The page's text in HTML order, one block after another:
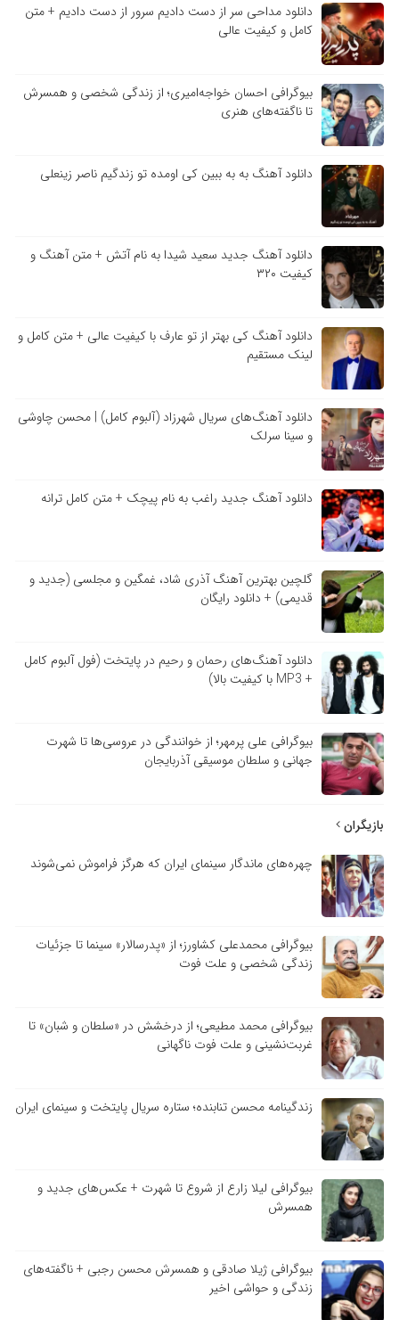
دانلود مداحی سر از دست دادیم سرور از دست دادیم + متن
کامل و کیفیت عالی
بیوگرافی احسان خواجه‌امیری؛ از زندگی شخصی و همسرش
تا ناگفته‌های هنری
دانلود آهنگ به به ببین کی اومده تو زندگیم ناصر زینعلی
دانلود آهنگ جدید سعید شیدا به نام آتش + متن آهنگ و
کیفیت ۳۲۰
دانلود آهنگ کی بهتر از تو عارف با کیفیت عالی + متن کامل و
لینک مستقیم
دانلود آهنگ‌های سریال شهرزاد (آلبوم کامل) | محسن چاوشی
و سینا سرلک
دانلود آهنگ جدید راغب به نام پیچک + متن کامل ترانه
گلچین بهترین آهنگ آذری شاد، غمگین و مجلسی (جدید و
قدیمی) + دانلود رایگان
دانلود آهنگ‌های رحمان و رحیم در پایتخت (فول آلبوم کامل
+ MP3 با کیفیت بالا)
بیوگرافی علی پرمهر؛ از خوانندگی در عروسی‌ها تا شهرت
جهانی و سلطان موسیقی آذربایجان
بازیگران
چهره‌های ماندگار سینمای ایران که هرگز فراموش نمی‌شوند
بیوگرافی محمدعلی کشاورز؛ از «پدرسالار» سینما تا جزئیات
زندگی شخصی و علت فوت
بیوگرافی محمد مطیعی؛ از درخشش در «سلطان و شبان» تا
غربت‌نشینی و علت فوت ناگهانی
زندگینامه محسن تنابنده؛ ستاره سریال پایتخت و سینمای ایران
بیوگرافی لیلا زارع از شروع تا شهرت + عکس‌های جدید و
همسرش
بیوگرافی ژیلا صادقی و همسرش محسن رجبی + ناگفته‌های
زندگی و حواشی اخیر